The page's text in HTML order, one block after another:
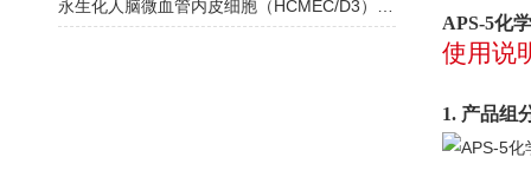
APS-5化
使用说
1. 产品组